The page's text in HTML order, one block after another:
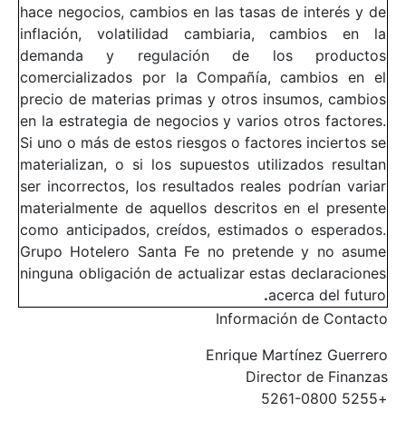
hace negocios, cambios en las tasas de interés y de
inflación, volatilidad cambiaria, cambios en la
demanda y regulación de los productos
comercializados por la Compañía, cambios en el
precio de materias primas y otros insumos, cambios
en la estrategia de negocios y varios otros factores.
Si uno o más de estos riesgos o factores inciertos se
materializan, o si los supuestos utilizados resultan
ser incorrectos, los resultados reales podrían variar
materialmente de aquellos descritos en el presente
como anticipados, creídos, estimados o esperados.
Grupo Hotelero Santa Fe no pretende y no asume
ninguna obligación de actualizar estas declaraciones
acerca del futuro
.
Información de Contacto
Enrique Martínez Guerrero
Director de Finanzas
+5255 5261-0800